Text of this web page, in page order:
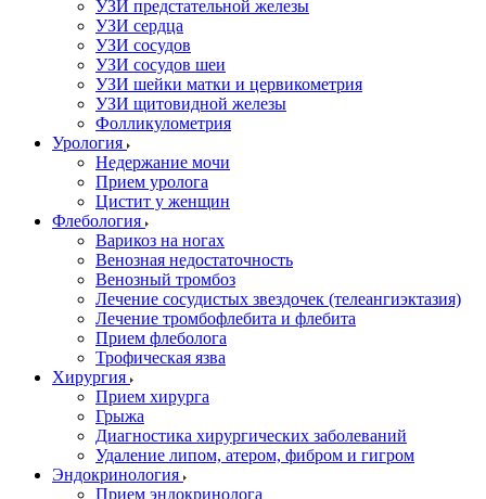
УЗИ предстательной железы
УЗИ сердца
УЗИ сосудов
УЗИ сосудов шеи
УЗИ шейки матки и цервикометрия
УЗИ щитовидной железы
Фолликулометрия
Урология
Недержание мочи
Прием уролога
Цистит у женщин
Флебология
Варикоз на ногах
Венозная недостаточность
Венозный тромбоз
Лечение сосудистых звездочек (телеангиэктазия)
Лечение тромбофлебита и флебита
Прием флеболога
Трофическая язва
Хирургия
Прием хирурга
Грыжа
Диагностика хирургических заболеваний
Удаление липом, атером, фибром и гигром
Эндокринология
Прием эндокринолога